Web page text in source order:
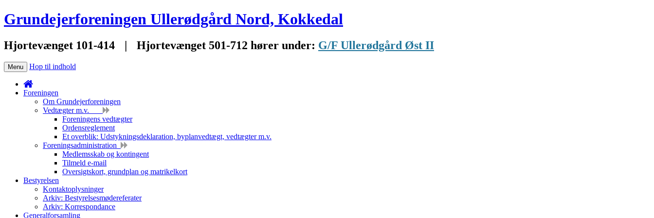
Grundejerforeningen Ullerødgård Nord, Kokkedal
Hjortevænget 101-414 | Hjortevænget 501-712 hører under: G/F Ullerødgård Øst II
Menu Hop til indhold
Foreningen
Om Grundejerforeningen
Vedtægter m.v.
Foreningens vedtægter
Ordensreglement
Et overblik: Udstykningsdeklaration, byplanvedtægt, vedtægter m.v.
Foreningsadministration
Medlemsskab og kontingent
Tilmeld e-mail
Oversigtskort, grundplan og matrikelkort
Bestyrelsen
Kontaktoplysninger
Arkiv: Bestyrelsesmødereferater
Arkiv: Korrespondance
Generalforsamling